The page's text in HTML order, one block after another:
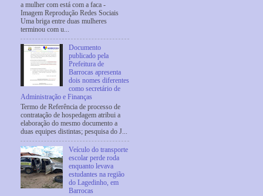
a mulher com está com a faca -
Imagem Reprodução Redes Sociais
Uma briga entre duas mulheres
terminou com u...
Documento
publicado pela
Prefeitura de
Barrocas apresenta
dois nomes diferentes
como secretário de
Administração e Finanças
Termo de Referência de processo de
contratação de hospedagem atribui a
elaboração do mesmo documento a
duas equipes distintas; pesquisa do J...
Veículo do transporte
escolar perde roda
enquanto levava
estudantes na região
do Lagedinho, em
Barrocas